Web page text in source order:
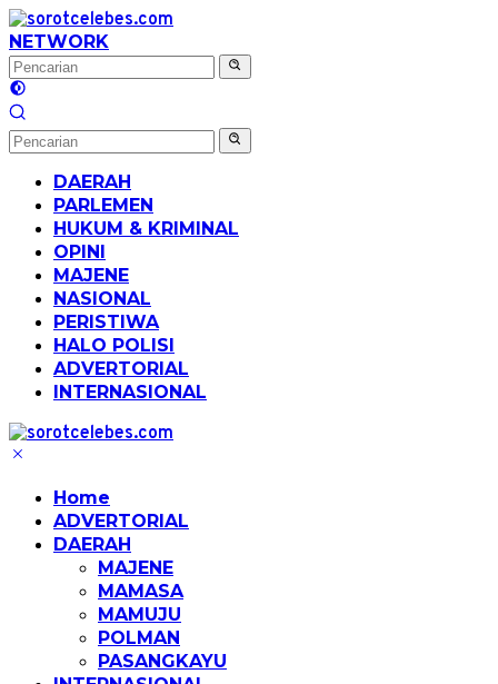
Langsung
ke
konten
NETWORK
DAERAH
PARLEMEN
HUKUM & KRIMINAL
OPINI
MAJENE
NASIONAL
PERISTIWA
HALO POLISI
ADVERTORIAL
INTERNASIONAL
Home
ADVERTORIAL
DAERAH
MAJENE
MAMASA
MAMUJU
POLMAN
PASANGKAYU